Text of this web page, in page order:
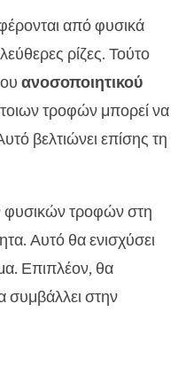
από φυσικά
ρίζες. Τούτο
ανοσοποιητικού
τροφών μπορεί να
βελτιώνει επίσης τη
τροφών στη
Αυτό θα ενισχύσει
Επιπλέον, θα
συμβάλλει στην